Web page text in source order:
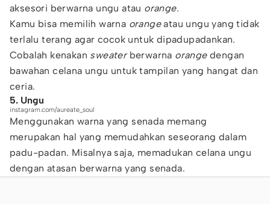
aksesori berwarna ungu atau orange.
Kamu bisa memilih warna orangeatau ungu yang tidak
terlalu terang agar cocok untuk dipadupadankan.
Cobalah kenakan sweaterberwarna orangedengan
bawahan celana ungu untuk tampilan yang hangat dan
ceria.
5. Ungu
instagram.com/aureate_soul
Menggunakan warna yang senada memang
merupakan hal yang memudahkan seseorang dalam
padu-padan. Misalnya saja, memadukan celana ungu
dengan atasan berwarna yang senada.